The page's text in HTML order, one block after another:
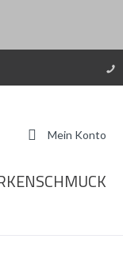
Mein Konto